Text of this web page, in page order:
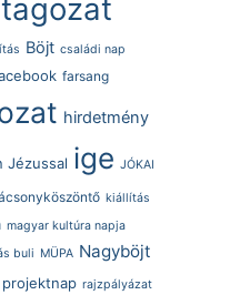
Böjt családi nap
farsang
hirdetmény
Jézussal ige JÓKAI
kiállítás
magyar kultúra napja
buli MÜPA Nagyböjt
projektnap rajzpályázat